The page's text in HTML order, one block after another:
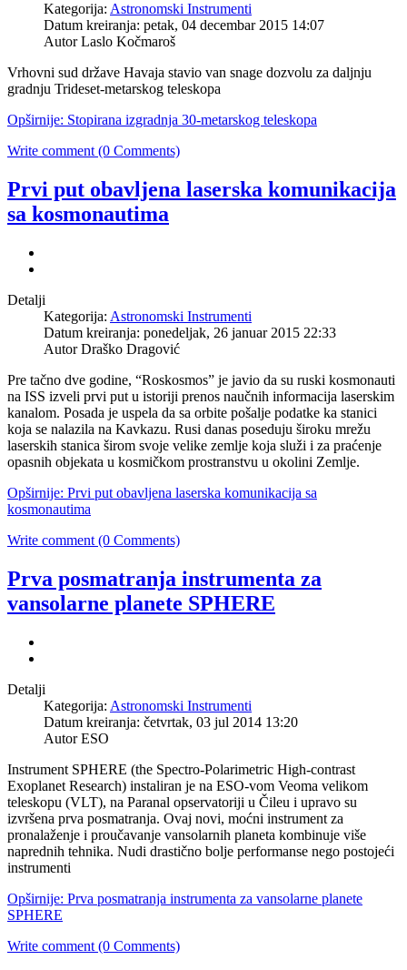
Kategorija: Astronomski Instrumenti
Datum kreiranja: petak, 04 decembar 2015 14:07
Autor Laslo Kočmaroš
Vrhovni sud države Havaja stavio van snage dozvolu za daljnju
gradnju Trideset-metarskog teleskopa
Opširnije: Stopirana izgradnja 30-metarskog teleskopa
Write comment (0 Comments)
Prvi put obavljena laserska komunikacija
sa kosmonautima
Detalji
Kategorija: Astronomski Instrumenti
Datum kreiranja: ponedeljak, 26 januar 2015 22:33
Autor Draško Dragović
Pre tačno dve godine, “Roskosmos” je javio da su ruski kosmonauti
na ISS izveli prvi put u istoriji prenos naučnih informacija laserskim
kanalom. Posada je uspela da sa orbite pošalje podatke ka stanici
koja se nalazila na Kavkazu. Rusi danas poseduju široku mrežu
laserskih stanica širom svoje velike zemlje koja služi i za praćenje
opasnih objekata u kosmičkom prostranstvu u okolini Zemlje.
Opširnije: Prvi put obavljena laserska komunikacija sa
kosmonautima
Write comment (0 Comments)
Prva posmatranja instrumenta za
vansolarne planete SPHERE
Detalji
Kategorija: Astronomski Instrumenti
Datum kreiranja: četvrtak, 03 jul 2014 13:20
Autor ESO
Instrument SPHERE (the Spectro-Polarimetric High-contrast
Exoplanet Research) instaliran je na ESO-vom Veoma velikom
teleskopu (VLT), na Paranal opservatoriji u Čileu i upravo su
izvršena prva posmatranja. Ovaj novi, moćni instrument za
pronalaženje i proučavanje vansolarnih planeta kombinuje više
naprednih tehnika. Nudi drastično bolje performanse nego postojeći
instrumenti
Opširnije: Prva posmatranja instrumenta za vansolarne planete
SPHERE
Write comment (0 Comments)